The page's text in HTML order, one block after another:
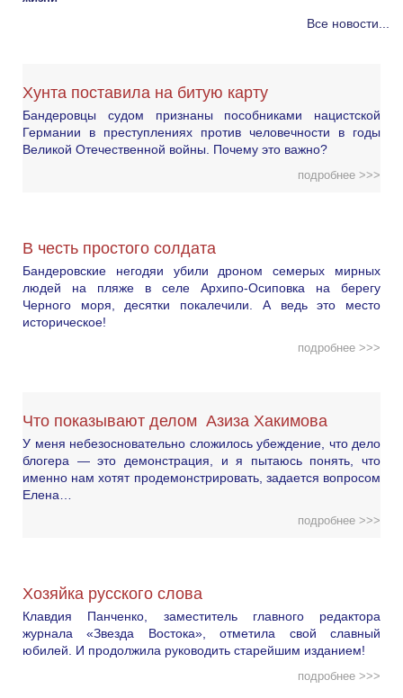
Все новости...
Хунта поставила на битую карту
Бандеровцы судом признаны пособниками нацистской
Германии в преступлениях против человечности в годы
Великой Отечественной войны. Почему это важно?
подробнее >>>
В честь простого солдата
Бандеровские негодяи убили дроном семерых мирных
людей на пляже в селе Архипо-Осиповка на берегу
Черного моря, десятки покалечили. А ведь это место
историческое!
подробнее >>>
Что показывают делом Азиза Хакимова
У меня небезосновательно сложилось убеждение, что дело
блогера — это демонстрация, и я пытаюсь понять, что
именно нам хотят продемонстрировать, задается вопросом
Елена…
подробнее >>>
Хозяйка русского слова
Клавдия Панченко, заместитель главного редактора
журнала «Звезда Востока», отметила свой славный
юбилей. И продолжила руководить старейшим изданием!
подробнее >>>